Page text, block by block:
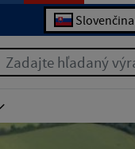
Slovenčina
Zadajte hľadaný výraz